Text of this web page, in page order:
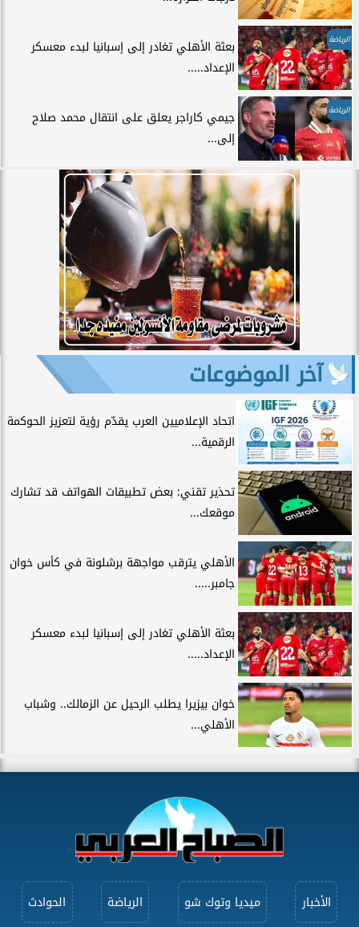
الرياضة
بعثة الأهلي تغادر إلى إسبانيا لبدء معسكر
الإعداد.....
الرياضة
جيمي كاراجر يعلق على انتقال محمد صلاح
إلى...
آخر الموضوعات
اتحاد الإعلاميين العرب يقدّم رؤية لتعزيز الحوكمة
الرقمية...
تحذير تقني: بعض تطبيقات الهواتف قد تشارك
موقعك...
الأهلي يترقب مواجهة برشلونة في كأس خوان
جامبر.....
بعثة الأهلي تغادر إلى إسبانيا لبدء معسكر
الإعداد.....
خوان بيزيرا يطلب الرحيل عن الزمالك.. وشباب
الأهلي...
الأخبار ميديا وتوك شو الرياضة الحوادث